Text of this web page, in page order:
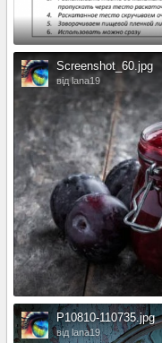
Screenshot_60.jpg
від lana19
P10810-110735.jpg
від lana19